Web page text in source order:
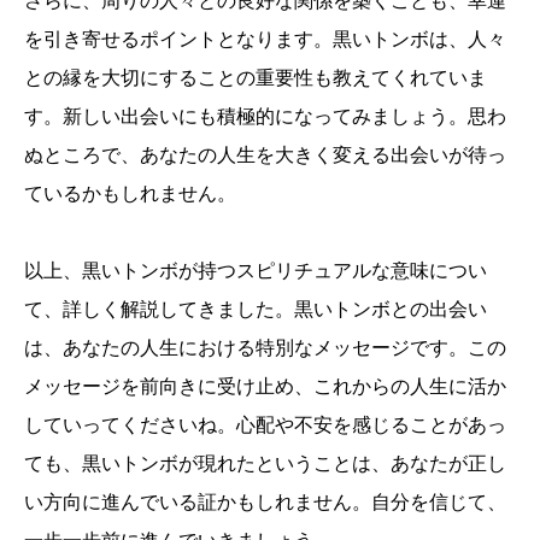
を引き寄せるポイントとなります。黒いトンボは、人々
との縁を大切にすることの重要性も教えてくれていま
す。新しい出会いにも積極的になってみましょう。思わ
ぬところで、あなたの人生を大きく変える出会いが待っ
ているかもしれません。
以上、黒いトンボが持つスピリチュアルな意味につい
て、詳しく解説してきました。黒いトンボとの出会い
は、あなたの人生における特別なメッセージです。この
メッセージを前向きに受け止め、これからの人生に活か
していってくださいね。心配や不安を感じることがあっ
ても、黒いトンボが現れたということは、あなたが正し
い方向に進んでいる証かもしれません。自分を信じて、